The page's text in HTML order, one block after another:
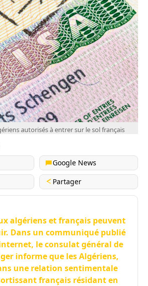
autorisés à entrer sur le sol français
Google News
Partager
algériens et français peuvent
Dans un communiqué publié
le consulat général de
informe que les Algériens,
une relation sentimentale
français résidant en